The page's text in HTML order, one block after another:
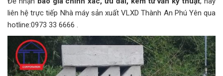
liên hệ trực tiếp Nhà máy sản xuất VLXD Thành An Phú Yên qua
hotline:0973 33 6666 .